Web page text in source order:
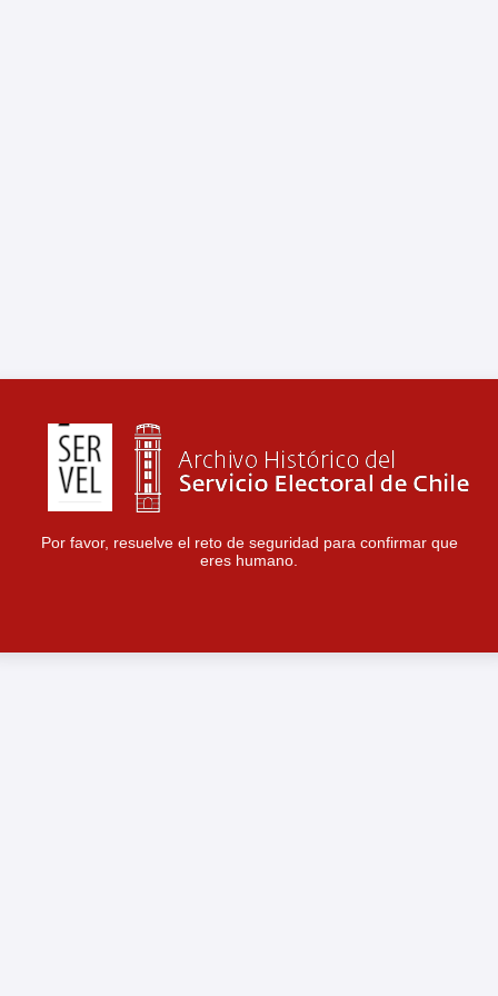
Por favor, resuelve el reto de seguridad para confirmar que
eres humano.